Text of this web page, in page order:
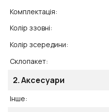
Комплектація:
Колір ззовні:
Колір зсередини:
Склопакет:
2.Аксесуари
Інше: